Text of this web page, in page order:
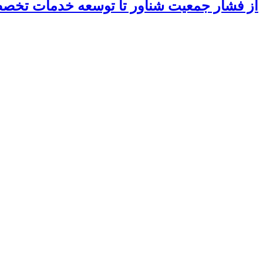
از فشار جمعیت شناور تا توسعه خدمات